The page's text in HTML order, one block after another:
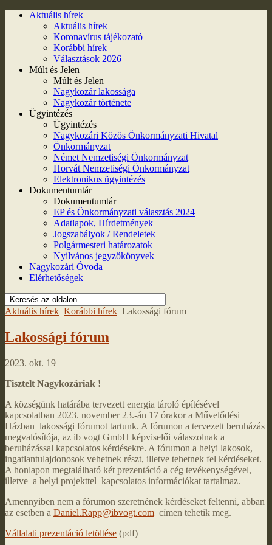
Aktuális hírek
Aktuális hírek
Koronavírus tájékozató
Korábbi hírek
Választások 2026
Múlt és Jelen
Múlt és Jelen
Nagykozár lakossága
Nagykozár története
Ügyintézés
Ügyintézés
Nagykozári Közös Önkormányzati Hivatal
Önkormányzat
Német Nemzetiségi Önkormányzat
Horvát Nemzetiségi Önkormányzat
Elektronikus ügyintézés
Dokumentumtár
Dokumentumtár
EP és Önkormányzati választás 2024
Adatlapok, Hírdetmények
Jogszabályok / Rendeletek
Polgármesteri határozatok
Nyilvános jegyzőkönyvek
Nagykozári Óvoda
Elérhetőségek
Aktuális hírek Korábbi hírek Lakossági fórum
Lakossági fórum
2023. okt. 19
Tisztelt Nagykozáriak !
A községünk határába tervezett energia tároló építésével
kapcsolatban 2023. november 23.-án 17 órakor a Művelődési
Házban lakossági fórumot tartunk. A fórumon a tervezett beruházás
megvalósítója, az ib vogt GmbH képviselői válaszolnak a
beruházással kapcsolatos kérdésekre. A fórumon a helyi lakosok,
ingatlantulajdonosok vehetnek részt, illetve tehetnek fel kérdéseket.
A honlapon megtalálható két prezentáció a cég tevékenységével,
illetve a helyi projekttel kapcsolatos információkat tartalmaz.
Amennyiben nem a fórumon szeretnének kérdéseket feltenni, abban
az esetben a Daniel.Rapp@ibvogt.com címen tehetik meg.
Vállalati prezentáció letöltése (pdf)